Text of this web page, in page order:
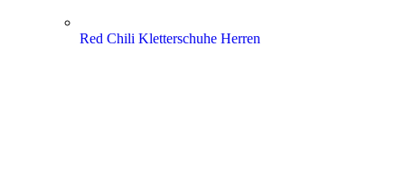
Red Chili Kletterschuhe Herren